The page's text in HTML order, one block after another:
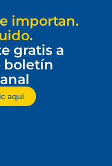
importan.
gratis a
boletín
aquí